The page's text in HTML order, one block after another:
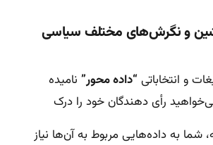
و نگرش‌های مختلف سیاسی
و انتخاباتی “داده محور” نامیده
رأی دهندگان خود را درک
شما به داده‌هایی مربوط به آن‌ها نیاز